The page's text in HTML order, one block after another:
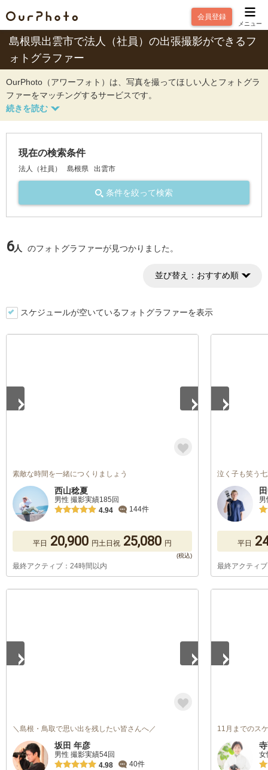
会員登録
メニュー
島根県出雲市で法人（社員）の出張撮影ができるフ
ォトグラファー
OurPhoto（アワーフォト）は、写真を撮ってほしい人とフォトグラ
ファーをマッチングするサービスです。
現在の検索条件
法人（社員） 島根県 出雲市
条件を絞って検索
6人 のフォトグラファーが見つかりました。
並び替え： おすすめ順
スケジュールが空いているフォトグラファーを表示
素敵な時間を一緒につくりましょう
西山稔夏
男性 撮影実績185回
4.94
144件
平日 20,900 円土日祝 25,080 円
最終アクティブ：24時間以内
泣く子も笑う
平日
最終アクティ
＼島根・鳥取で思い出を残したい皆さんへ／
坂田 年彦
男性 撮影実績54回
4.98
40件
11月までのス
女